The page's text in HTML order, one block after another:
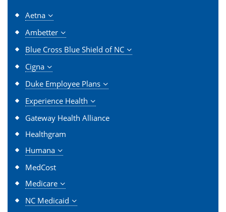
Aetna
Ambetter
Blue Cross Blue Shield of NC
Cigna
Duke Employee Plans
Experience Health
Gateway Health Alliance
Healthgram
Humana
MedCost
Medicare
NC Medicaid